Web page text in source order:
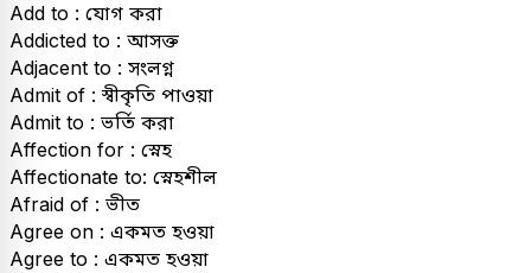
Add to : যোগ করা
Addicted to : আসক্ত
Adjacent to : সংলগ্ন
Admit of : স্বীকৃতি পাওয়া
Admit to : ভর্তি করা
Affection for : স্নেহ
Affectionate to: স্নেহশীল
Afraid of : ভীত
Agree on : একমত হওয়া
Agree to : একমত হওয়া